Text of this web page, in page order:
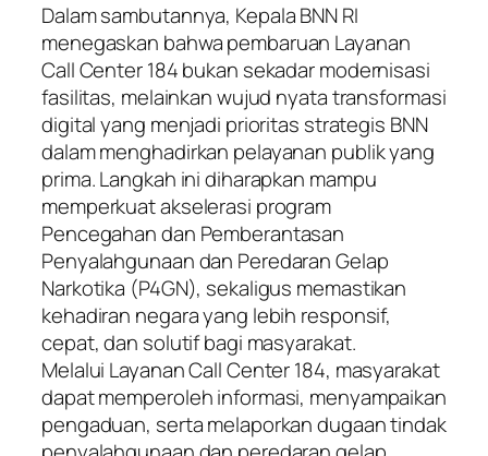
Dalam sambutannya, Kepala BNN RI
menegaskan bahwa pembaruan Layanan
Call Center 184 bukan sekadar modernisasi
fasilitas, melainkan wujud nyata transformasi
digital yang menjadi prioritas strategis BNN
dalam menghadirkan pelayanan publik yang
prima. Langkah ini diharapkan mampu
memperkuat akselerasi program
Pencegahan dan Pemberantasan
Penyalahgunaan dan Peredaran Gelap
Narkotika (P4GN), sekaligus memastikan
kehadiran negara yang lebih responsif,
cepat, dan solutif bagi masyarakat.
Melalui Layanan Call Center 184, masyarakat
dapat memperoleh informasi, menyampaikan
pengaduan, serta melaporkan dugaan tindak